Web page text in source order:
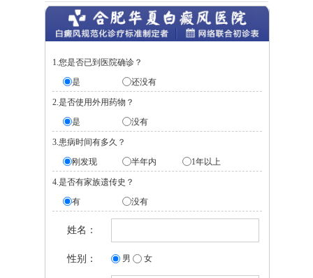
1.您是否已到医院确诊？
是
还没有
2.是否使用外用药物？
是
没有
3.患病时间有多久？
刚发现
半年内 1年以上
4.是否有家族遗传史？
有
没有
姓名：
性别： 男 女